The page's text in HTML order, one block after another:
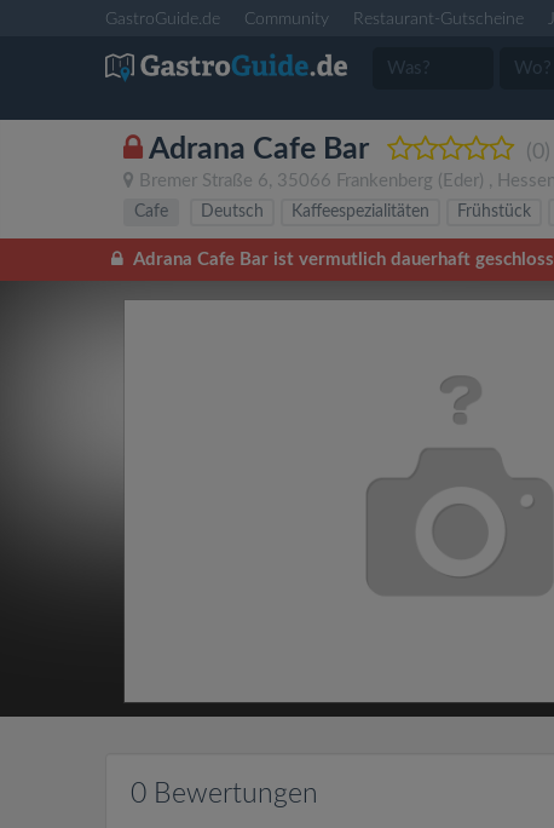
GastroGuide.de Community Restaurant-Gutscheine
Adrana Cafe Bar (0)
Bremer Straße 6, 35066 Frankenberg (Eder) , Hessen
Cafe Deutsch Kaffeespezialitäten Frühstück
Adrana Cafe Bar ist vermutlich dauerhaft
0 Bewertungen